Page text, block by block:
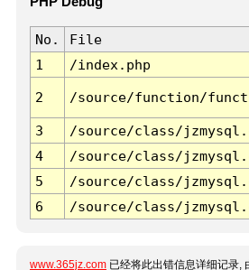
No. File
1
/index.php
2 /source/function/
3 /source/class/
4
/source/class/
5
/source/class/
6
/source/class/
www.365jz.com 已经将此出错信息详细记录,